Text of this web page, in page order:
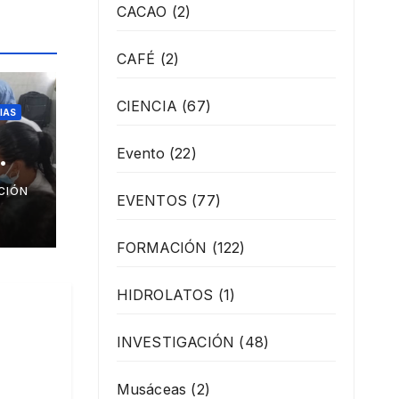
CACAO (2)
CAFÉ (2)
CIENCIA (67)
Evento (22)
EVENTOS (77)
FORMACIÓN (122)
HIDROLATOS (1)
INVESTIGACIÓN (48)
Musáceas (2)